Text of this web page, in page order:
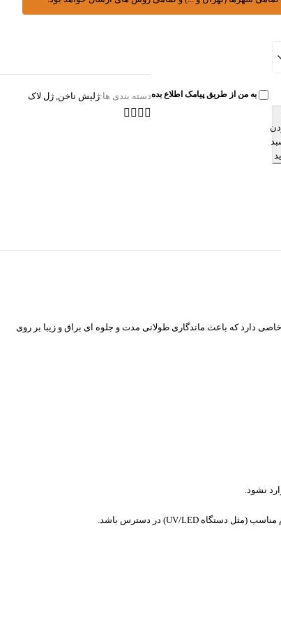
به من از طریق پیامک اطلاع بدهدسته بندی ها:ژلیش ناخن ژل لاک
دارد که باعث ماندگاری طولانی مدت و جلوه ای براق و زیبا بر روی